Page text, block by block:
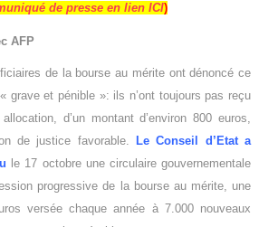
de presse en lien ICI)
AFP
de la bourse au mérite ont dénoncé ce
grave et pénible »: ils n’ont toujours pas reçu
d’un montant d’environ 800 euros,
de justice favorable.
Le Conseil d’Etat a
le 17 octobre une circulaire gouvernementale
progressive de la bourse au mérite, une
versée chaque année à 7.000 nouveaux